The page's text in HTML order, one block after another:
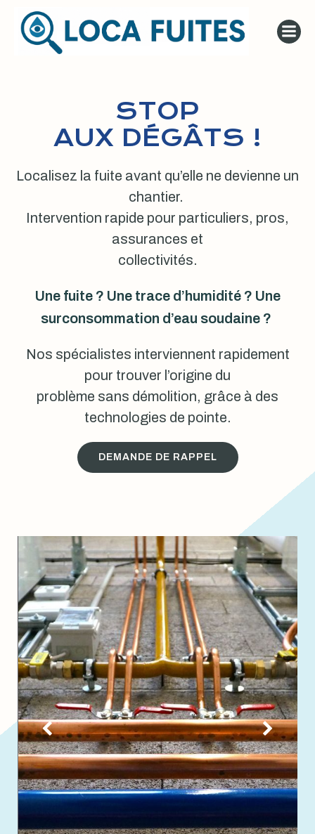
au
contenu
STOP
AUX DÉGÂTS !
Localisez la fuite avant qu’elle ne devienne un
chantier.
Intervention rapide pour particuliers, pros,
assurances et
collectivités.
Une fuite ? Une trace d’humidité ? Une
surconsommation d’eau soudaine ?
Nos spécialistes interviennent rapidement
pour trouver l’origine du
problème sans démolition, grâce à des
technologies de pointe.
DEMANDE DE RAPPEL